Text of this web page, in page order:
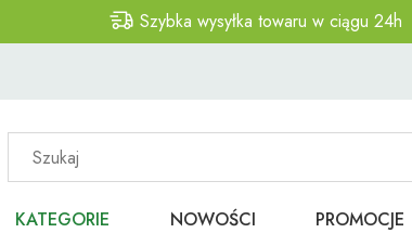
Szybka wysyłka towaru w ciągu 24h
KATEGORIE NOWOŚCI PROMOCJE